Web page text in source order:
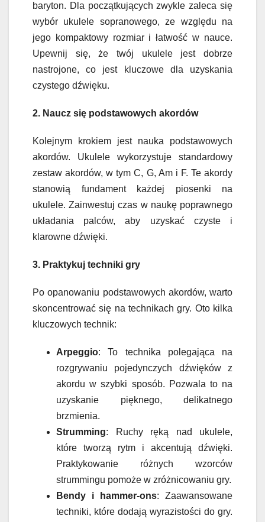
baryton. Dla początkujących zwykle zaleca się
wybór ukulele sopranowego, ze względu na
jego kompaktowy rozmiar i łatwość w nauce.
Upewnij się, że twój ukulele jest dobrze
nastrojone, co jest kluczowe dla uzyskania
czystego dźwięku.
2. Naucz się podstawowych akordów
Kolejnym krokiem jest nauka podstawowych
akordów. Ukulele wykorzystuje standardowy
zestaw akordów, w tym C, G, Am i F. Te akordy
stanowią fundament każdej piosenki na
ukulele. Zainwestuj czas w naukę poprawnego
układania palców, aby uzyskać czyste i
klarowne dźwięki.
3. Praktykuj techniki gry
Po opanowaniu podstawowych akordów, warto
skoncentrować się na technikach gry. Oto kilka
kluczowych technik:
Arpeggio: To technika polegająca na
rozgrywaniu pojedynczych dźwięków z
akordu w szybki sposób. Pozwala to na
uzyskanie pięknego, delikatnego
brzmienia.
Strumming: Ruchy ręką nad ukulele,
które tworzą rytm i akcentują dźwięki.
Praktykowanie różnych wzorców
strummingu pomoże w zróżnicowaniu gry.
Bendy i hammer-ons: Zaawansowane
techniki, które dodają wyrazistości do gry.